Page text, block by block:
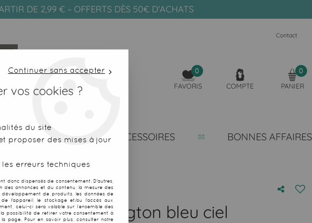
DE 2,99 € ~ OFFERTS DÈS 50€ D'ACHATS
Contact
0
FAVORIS COMPTE
0
PANIER
FOUTAS ACCESSOIRES BONNES AFFAIRES
XL Harrington bleu ciel
Continuer sans accepter
vos cookies ?
du site
proposer des mises à jour
erreurs techniques
donc dispensés de consentement. D'autres,
des annonces et du contenu, la mesure des
de produits, les données de
l'appareil, le stockage et/ou l'accès aux
celui-ci sera valable sur l’ensemble des
possibilité de retirer votre consentement à
page. Pour en savoir plus, consulter notre